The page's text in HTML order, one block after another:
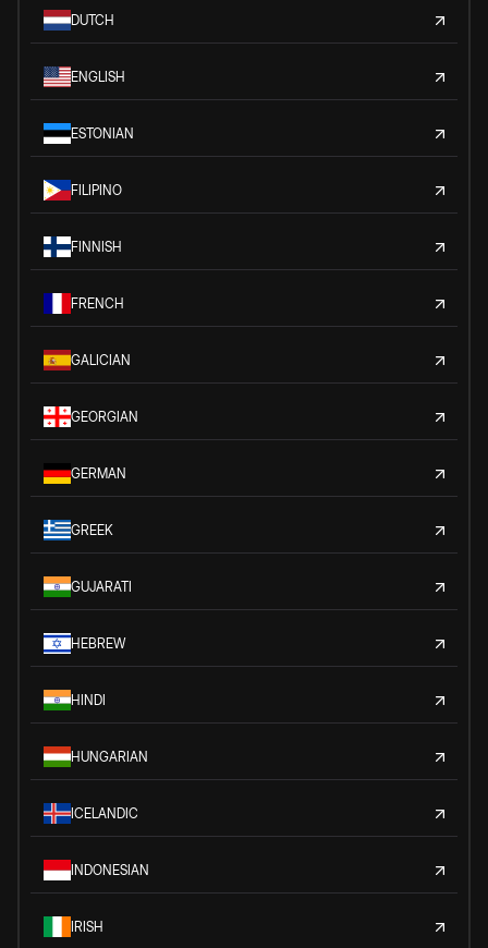
DUTCH
ENGLISH
ESTONIAN
FILIPINO
FINNISH
FRENCH
GALICIAN
GEORGIAN
GERMAN
GREEK
GUJARATI
HEBREW
HINDI
HUNGARIAN
ICELANDIC
INDONESIAN
IRISH